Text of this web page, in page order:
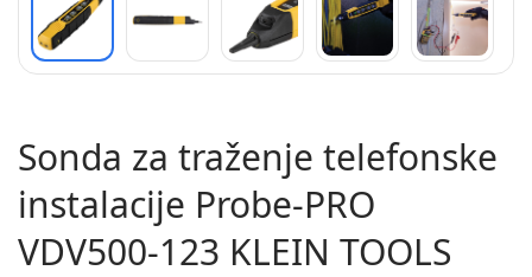
Sonda za traženje telefonske
instalacije Probe-PRO
VDV500-123 KLEIN TOOLS